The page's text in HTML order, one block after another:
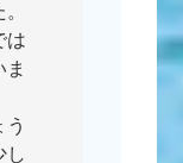
は
し